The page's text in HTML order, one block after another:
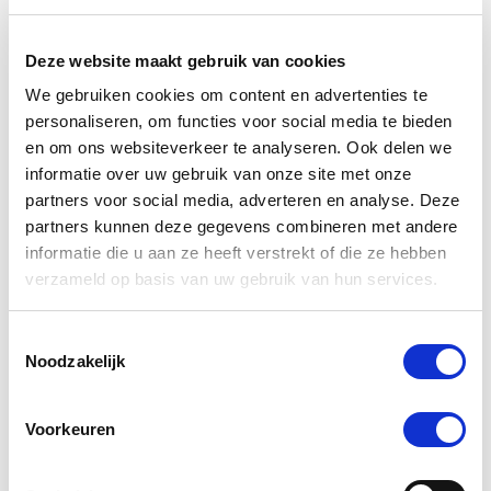
Deze website maakt gebruik van cookies
We gebruiken cookies om content en advertenties te
personaliseren, om functies voor social media te bieden
en om ons websiteverkeer te analyseren. Ook delen we
informatie over uw gebruik van onze site met onze
partners voor social media, adverteren en analyse. Deze
partners kunnen deze gegevens combineren met andere
informatie die u aan ze heeft verstrekt of die ze hebben
verzameld op basis van uw gebruik van hun services.
Noodzakelijk
Voorkeuren
Anderen kochten ook